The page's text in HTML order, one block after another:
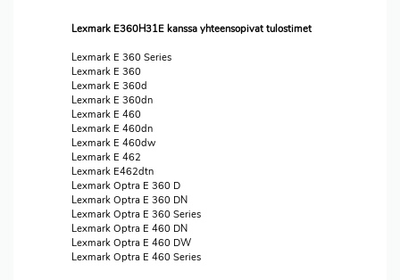
Lexmark E360H31E kanssa yhteensopivat tulostimet
Lexmark E 360 Series
Lexmark E 360
Lexmark E 360d
Lexmark E 360dn
Lexmark E 460
Lexmark E 460dn
Lexmark E 460dw
Lexmark E 462
Lexmark E462dtn
Lexmark Optra E 360 D
Lexmark Optra E 360 DN
Lexmark Optra E 360 Series
Lexmark Optra E 460 DN
Lexmark Optra E 460 DW
Lexmark Optra E 460 Series